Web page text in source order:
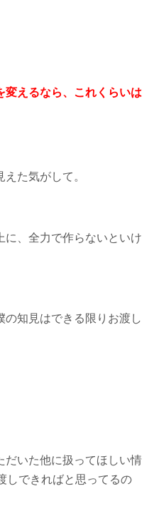
えるなら、 これくらいは
た気がして。
に、全力で作らないといけ
の知見はできる限りお渡し
だいた他に扱ってほしい情
しできればと思ってるの